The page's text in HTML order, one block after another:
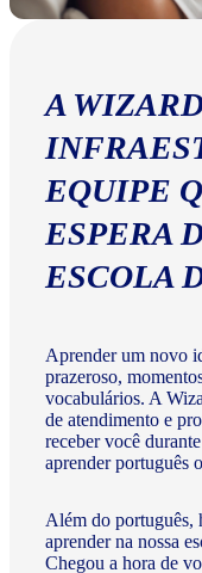
A
EQUIPE
ESPERA
ESCOLA
Aprender um novo
prazeroso,
vocabulários. A
de atendimento e
receber você
aprender português
Além do português,
aprender na nossa
Chegou a hora de